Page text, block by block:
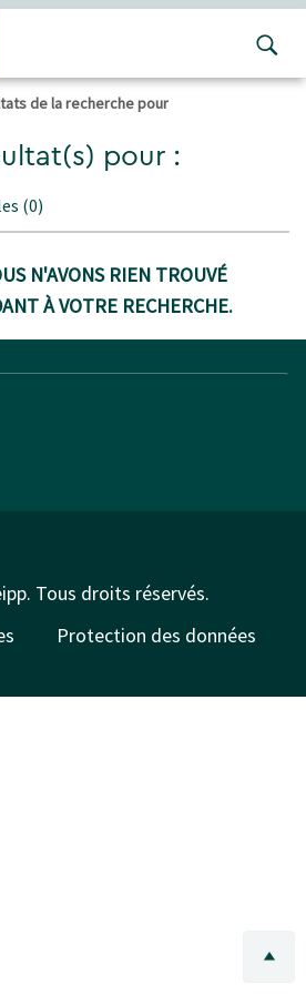
de page
de la recherche pour
pour :
(0)
N'AVONS RIEN TROUVÉ
À VOTRE RECHERCHE.
Tous droits réservés.
Protection des données